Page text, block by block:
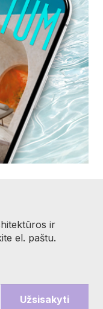
ir
el. paštu.